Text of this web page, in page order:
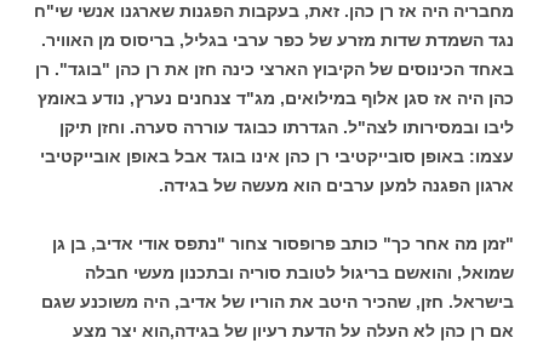
מחבריה היה אז רן כהן. זאת, בעקבות הפגנות שארגנו אנשי שי"ח
נגד השמדת שדות מזרע של כפר ערבי בגליל, בריסוס מן האוויר.
באחד הכינוסים של הקיבוץ הארצי כינה חזן את רן כהן "בוגד". רן
כהן היה אז סגן אלוף במילואים, מג"ד צנחנים נערץ, נודע באומץ
ליבו ובמסירותו לצה"ל. הגדרתו כבוגד עוררה סערה. וחזן תיקן
עצמו: באופן סובייקטיבי רן כהן אינו בוגד אבל באופן אובייקטיבי
ארגון הפגנה למען ערבים הוא מעשה של בגידה.
"זמן מה אחר כך" כותב פרופסור צחור "נתפס אודי אדיב, בן גן
שמואל, והואשם בריגול לטובת סוריה ובתכנון מעשי חבלה
בישראל. חזן, שהכיר היטב את הוריו של אדיב, היה משוכנע שגם
אם רן כהן לא העלה על הדעת רעיון של בגידה,הוא יצר מצע